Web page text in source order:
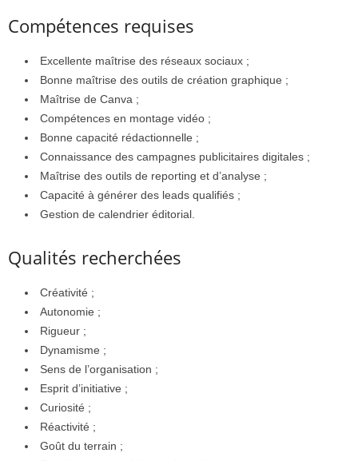
Compétences requises
Excellente maîtrise des réseaux sociaux ;
Bonne maîtrise des outils de création graphique ;
Maîtrise de Canva ;
Compétences en montage vidéo ;
Bonne capacité rédactionnelle ;
Connaissance des campagnes publicitaires digitales ;
Maîtrise des outils de reporting et d’analyse ;
Capacité à générer des leads qualifiés ;
Gestion de calendrier éditorial.
Qualités recherchées
Créativité ;
Autonomie ;
Rigueur ;
Dynamisme ;
Sens de l’organisation ;
Esprit d’initiative ;
Curiosité ;
Réactivité ;
Goût du terrain ;